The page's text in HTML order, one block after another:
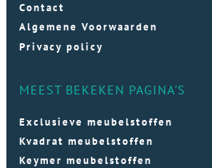
Contact
Algemene Voorwaarden
Privacy policy
MEEST BEKEKEN PAGINA'S
Exclusieve meubelstoffen
Kvadrat meubelstoffen
Keymer meubelstoffen